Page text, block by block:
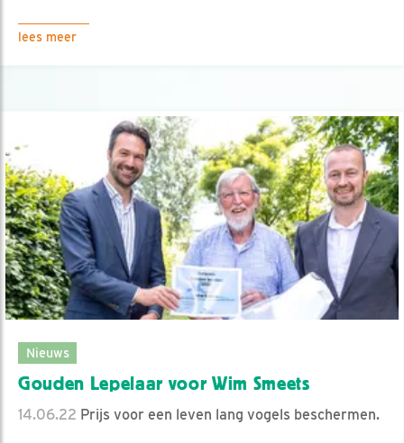
lees meer
Nieuws
Gouden Lepelaar voor Wim Smeets
14.06.22 Prijs voor een leven lang vogels beschermen.